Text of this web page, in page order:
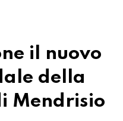
il nuovo
della
Mendrisio